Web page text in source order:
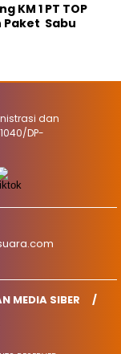
KM 1 PT TOP
Paket Sabu
dan
DP-
MEDIA SIBER